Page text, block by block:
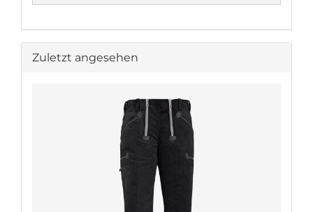
Zuletzt angesehen